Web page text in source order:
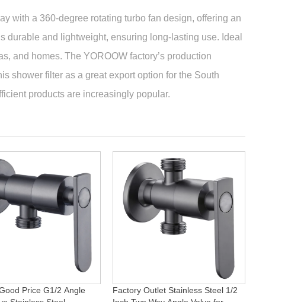
with a 360-degree rotating turbo fan design, offering an
durable and lightweight, ensuring long-lasting use. Ideal
and homes. The YOROOW factory’s production
shower filter as a great export option for the South
products are increasingly popular.
Price G1/2 Angle
Factory Outlet Stainless Steel 1/2